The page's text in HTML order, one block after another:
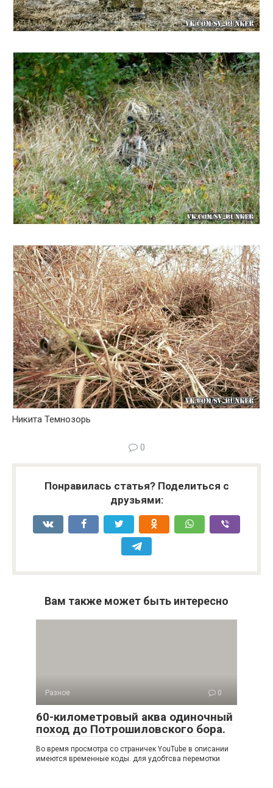
Никита Темнозорь
0
Понравилась статья? Поделиться с
друзьями:
Вам также может быть интересно
Разное 0
60-километровый аква одиночный
поход до Потрошиловского бора.
Во время просмотра со страничек YouTube в описании
имеются временные коды. для удобтсва перемотки